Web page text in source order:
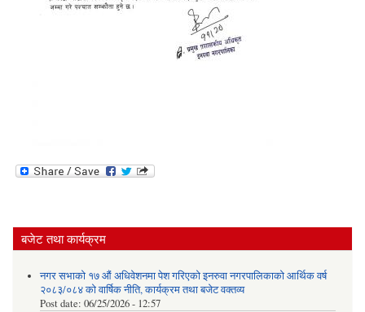
बजेट तथा कार्यक्रम
नगर सभाको १७ औं अधिवेशनमा पेश गरिएको इनरुवा नगरपालिकाको आर्थिक वर्ष
२०८३/०८४ को वार्षिक नीति, कार्यक्रम तथा बजेट वक्तव्य
Post date: 06/25/2026 - 12:57